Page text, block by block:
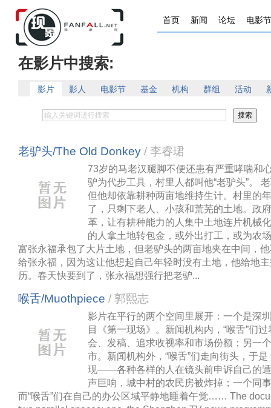
首页 新闻 论坛 电影节
在影片中搜索:
影片 影人 电影节 基金 机构 群组 活动
老驴头/The Old Donkey / 李睿珺
73岁的马老汉腿脚不便还患有严重哮喘和
驴为代步工具，村里人都叫他“老驴头”。
但他却依靠耕种两亩地维持生计。村里的
了，只剩下老人、小孩和荒芜的土地。政
革，让有耕种能力的人集中土地连片机械
的人拿土地转包金，或外出打工，或为农
富张永福承包了大片土地，但老驴头的两亩地夹在中间，
给张永福，因为这让他想起自己年轻时没有土地，他给地
历。春天快要到了，张永福想强行把老驴...
喉舌/Muothpiece / 郭熙志
影片在平行的两个空间里展开：一个是深
目《第一现场》。新闻机构内，“喉舌”们
会、发稿、追求收视率和市场份额；另一
市。新闻机构外，“喉舌”们走向街头，于
现——各种各样的人在镜头前申诉自己的
声巨响，城中村的农民房被炸掉；一个同
而“喉舌”们在自己的办公区域平静地睡着午觉…… The